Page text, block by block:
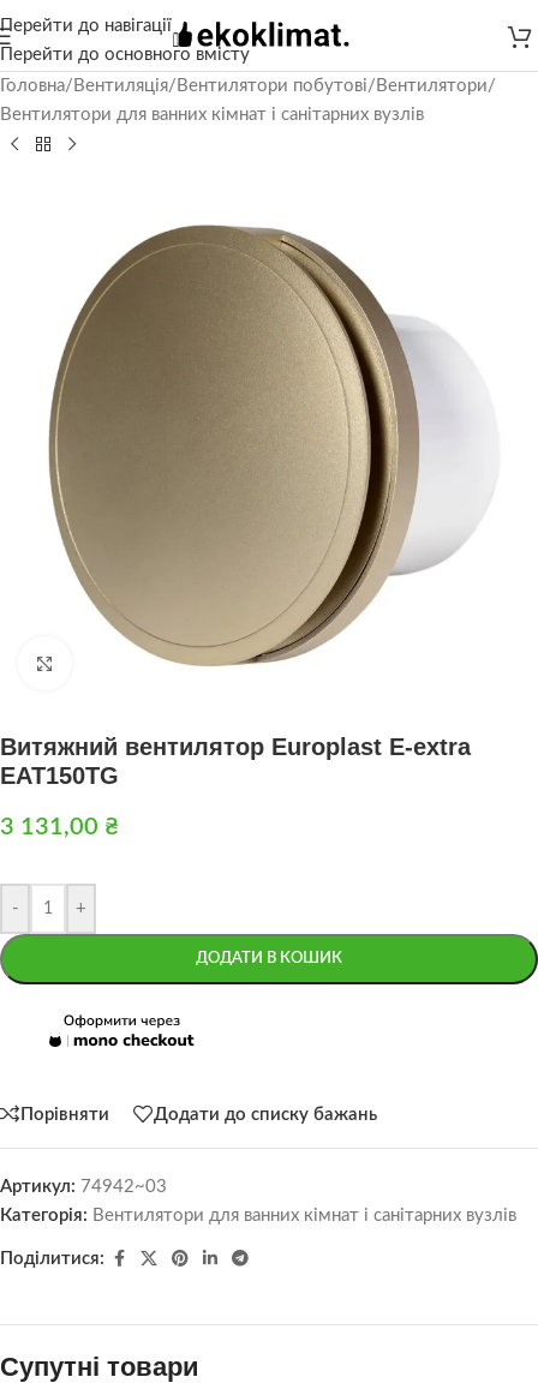
Перейти до навігації
Перейти до основного вмісту
Головна/ Вентиляція/ Вентилятори побутові/ Вентилятори/
Вентилятори для ванних кімнат і санітарних вузлів
Натисніть, щоб збільшити
Витяжний вентилятор Europlast E-extra
EAT150TG
3 131,00 ₴
- +
ДОДАТИ В КОШИК
Порівняти Додати до списку бажань
Артикул: 74942~03
Категорія: Вентилятори для ванних кімнат і санітарних вузлів
Поділитися:
Супутні товари